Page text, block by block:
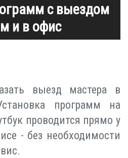
с выездом
и в офис
выезд мастера в
программ на
проводится прямо у
- без необходимости